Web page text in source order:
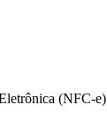
(NFC-e)